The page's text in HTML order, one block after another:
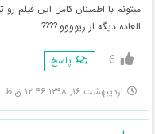
میتونم با اطمینان کامل این فیلم
العاده دیگه از ریوووو.????
6 پاسخ
اردیبهشت ۱۶, ۱۳۹۸ ۱۲:۴۶ ق.ظ